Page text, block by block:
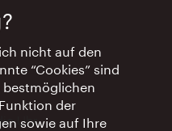
Uhr
nicht auf den
“Cookies” sind
der
sowie auf Ihre